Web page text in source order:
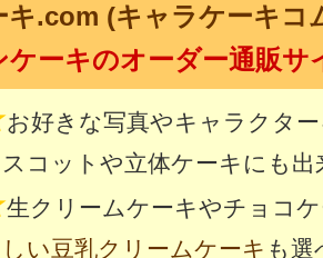
キ.com (キャラケーキコ
ケーキのオーダー通販サ
お好きな写真やキャラクタ
コットや立体ケーキにも出
生クリームケーキやチョコ
い豆乳クリームケーキ も選